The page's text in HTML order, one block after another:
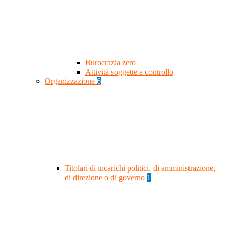
Burocrazia zero
Attività soggette a controllo
Organizzazione 6
Titolari di incarichi politici, di amministrazione,
di direzione o di governo 1